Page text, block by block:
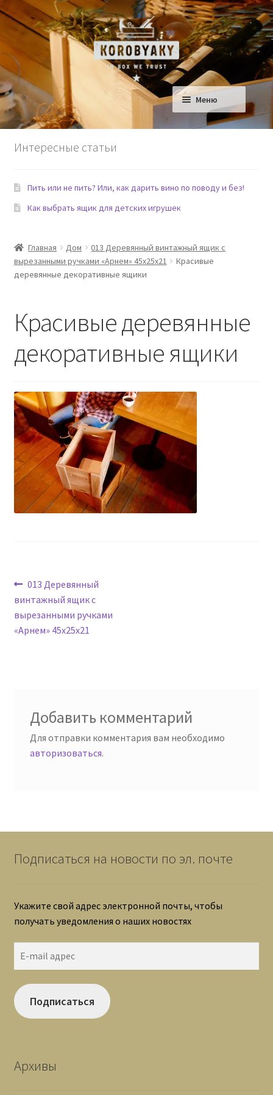
Перейти
навигации
Перейти
содержимому
Меню
Ящики для Дома
Сад
Домашние любимцы
Интересные статьи
Пить или не пить? Или, как дарить вино по поводу и без!
Как выбрать ящик для детских игрушек
Главная Дом
013 Деревянный винтажный ящик с
вырезанными ручками «Арнем» 45х25х21
Красивые
деревянные декоративные ящики
Красивые деревянные
декоративные ящики
Навигация
по
записям
Предыдущая
запись:
013 Деревянный
винтажный ящик с
вырезанными ручками
«Арнем» 45х25х21
Добавить комментарий
Для отправки комментария вам необходимо
авторизоваться.
Подписаться на новости по эл. почте
Укажите свой адрес электронной почты, чтобы
получать уведомления о наших новостях
Подписаться
Архивы